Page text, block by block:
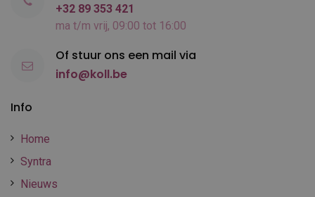
Info
Home
Syntra
Nieuws
+32 89 353 421
ma t/m vrij, 09:00 tot 16:00
Of stuur ons een mail via
info@koll.be